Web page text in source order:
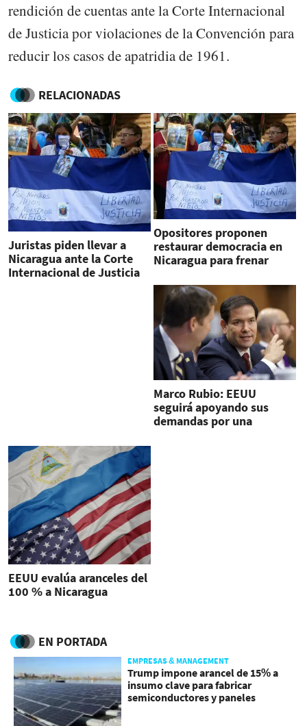
rendición de cuentas ante la Corte Internacional
de Justicia por violaciones de la Convención para
reducir los casos de apatridia de 1961.
RELACIONADAS
Juristas piden llevar a
Nicaragua ante la Corte
Internacional de Justicia
Opositores proponen
restaurar democracia en
Nicaragua para frenar
Marco Rubio: EEUU
seguirá apoyando sus
demandas por una
EEUU evalúa aranceles del
100 % a Nicaragua
EN PORTADA
EMPRESAS & MANAGEMENT
Trump impone arancel de 15% a
insumo clave para fabricar
semiconductores y paneles